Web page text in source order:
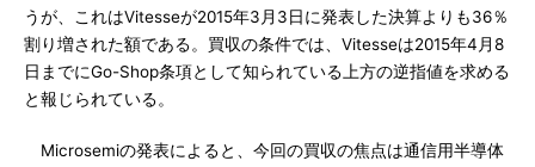
うが、これはVitesseが2015年3月3日に発表した決算よりも36％
割り増された額である。買収の条件では、Vitesseは2015年4月8
日までにGo-Shop条項として知られている上方の逆指値を求める
と報じられている。
Microsemiの発表によると、今回の買収の焦点は通信用半導体